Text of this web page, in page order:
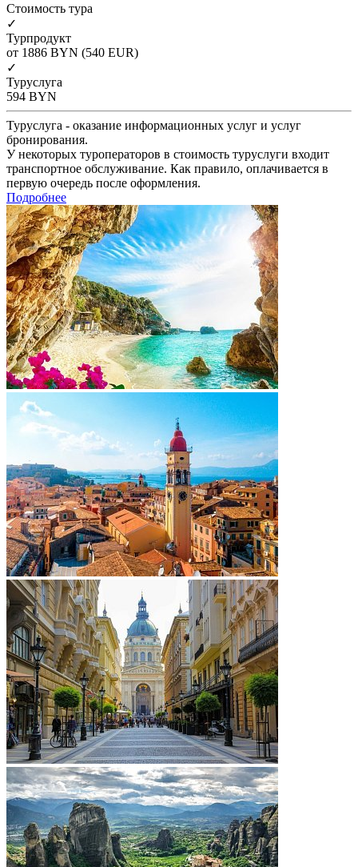
Cтоимость тура
✓
Турпродукт
от 1886 BYN (540 EUR)
✓
Туруслуга
594 BYN
Туруслуга - оказание информационных услуг и услуг
бронирования.
У некоторых туроператоров в стоимость туруслуги входит
транспортное обслуживание. Как правило, оплачивается в
первую очередь после оформления.
Подробнее